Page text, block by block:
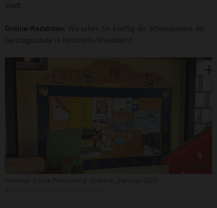
Stadt.
Online-Redaktion: Wo sehen Sie künftig die Schwerpunkte der
Ganztagsschule in Nordrhein-Westfalen?